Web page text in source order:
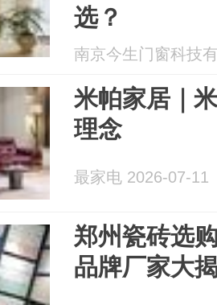
选？
南京今生门窗科技
米帕家居｜
理念
最家电 2026-07-11
郑州瓷砖选
品牌厂家大